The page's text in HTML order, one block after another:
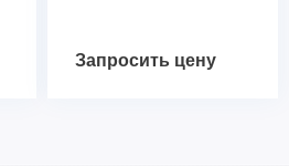
Запросить цену